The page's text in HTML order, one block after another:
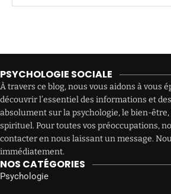
PSYCHOLOGIE SOCIALE
À travers ce blog, nous vous aidons à vous
découvrir l’essentiel des informations et
absolument sur la psychologie, le bien-
spirituel. Pour toutes vos préoccupations,
contacter en nous laissant un message.
immédiatement.
NOS CATÉGORIES
Psychologie